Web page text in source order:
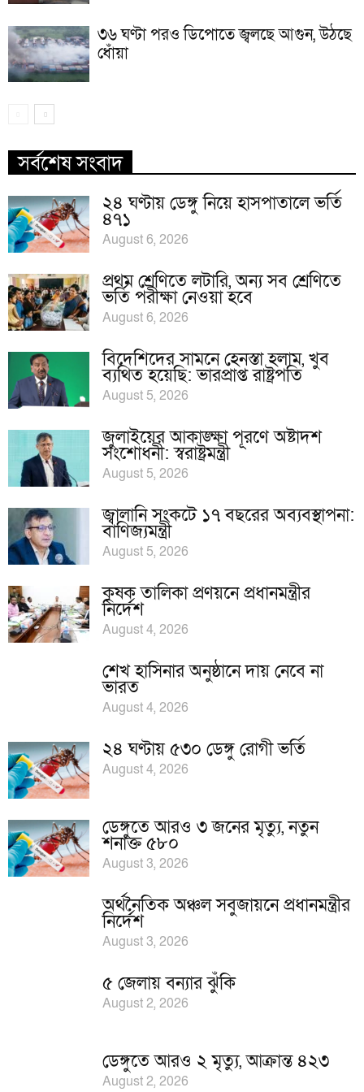
৩৬ ঘণ্টা পরও ডিপোতে জ্বলছে আগুন, উঠছে
ধোঁয়া
সর্বশেষ সংবাদ
২৪ ঘণ্টায় ডেঙ্গু নিয়ে হাসপাতালে ভর্তি
৪৭১
August 6, 2026
প্রথম শ্রেণিতে লটারি, অন্য সব শ্রেণিতে
ভর্তি পরীক্ষা নেওয়া হবে
August 6, 2026
বিদেশিদের সামনে হেনস্তা হলাম, খুব
ব্যথিত হয়েছি: ভারপ্রাপ্ত রাষ্ট্রপতি
August 5, 2026
জুলাইয়ের আকাঙ্ক্ষা পূরণে অষ্টাদশ
সংশোধনী: স্বরাষ্ট্রমন্ত্রী
August 5, 2026
জ্বালানি সংকটে ১৭ বছরের অব্যবস্থাপনা:
বাণিজ্যমন্ত্রী
August 5, 2026
কৃষক তালিকা প্রণয়নে প্রধানমন্ত্রীর
নির্দেশ
August 4, 2026
শেখ হাসিনার অনুষ্ঠানে দায় নেবে না
ভারত
August 4, 2026
২৪ ঘণ্টায় ৫৩০ ডেঙ্গু রোগী ভর্তি
August 4, 2026
ডেঙ্গুতে আরও ৩ জনের মৃত্যু, নতুন
শনাক্ত ৫৮০
August 3, 2026
অর্থনৈতিক অঞ্চল সবুজায়নে প্রধানমন্ত্রীর
নির্দেশ
August 3, 2026
৫ জেলায় বন্যার ঝুঁকি
August 2, 2026
ডেঙ্গুতে আরও ২ মৃত্যু, আক্রান্ত ৪২৩
August 2, 2026